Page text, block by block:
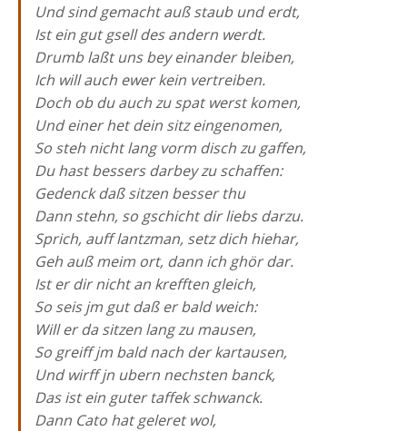
Und sind gemacht auß staub und erdt,
Ist ein gut gsell des andern werdt.
Drumb laßt uns bey einander bleiben,
Ich will auch ewer kein vertreiben.
Doch ob du auch zu spat werst komen,
Und einer het dein sitz eingenomen,
So steh nicht lang vorm disch zu gaffen,
Du hast bessers darbey zu schaffen:
Gedenck daß sitzen besser thu
Dann stehn, so gschicht dir liebs darzu.
Sprich, auff lantzman, setz dich hiehar,
Geh auß meim ort, dann ich ghör dar.
Ist er dir nicht an krefften gleich,
So seis jm gut daß er bald weich:
Will er da sitzen lang zu mausen,
So greiff jm bald nach der kartausen,
Und wirff jn ubern nechsten banck,
Das ist ein guter taffek schwanck.
Dann Cato hat geleret wol,